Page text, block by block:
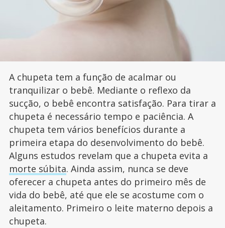
A chupeta tem a função de acalmar ou
tranquilizar o bebê. Mediante o reflexo da
sucção, o bebê encontra satisfação. Para tirar a
chupeta é necessário tempo e paciência. A
chupeta tem vários benefícios durante a
primeira etapa do desenvolvimento do bebê.
Alguns estudos revelam que a chupeta evita a
morte súbita. Ainda assim, nunca se deve
oferecer a chupeta antes do primeiro mês de
vida do bebê, até que ele se acostume com o
aleitamento. Primeiro o leite materno depois a
chupeta.